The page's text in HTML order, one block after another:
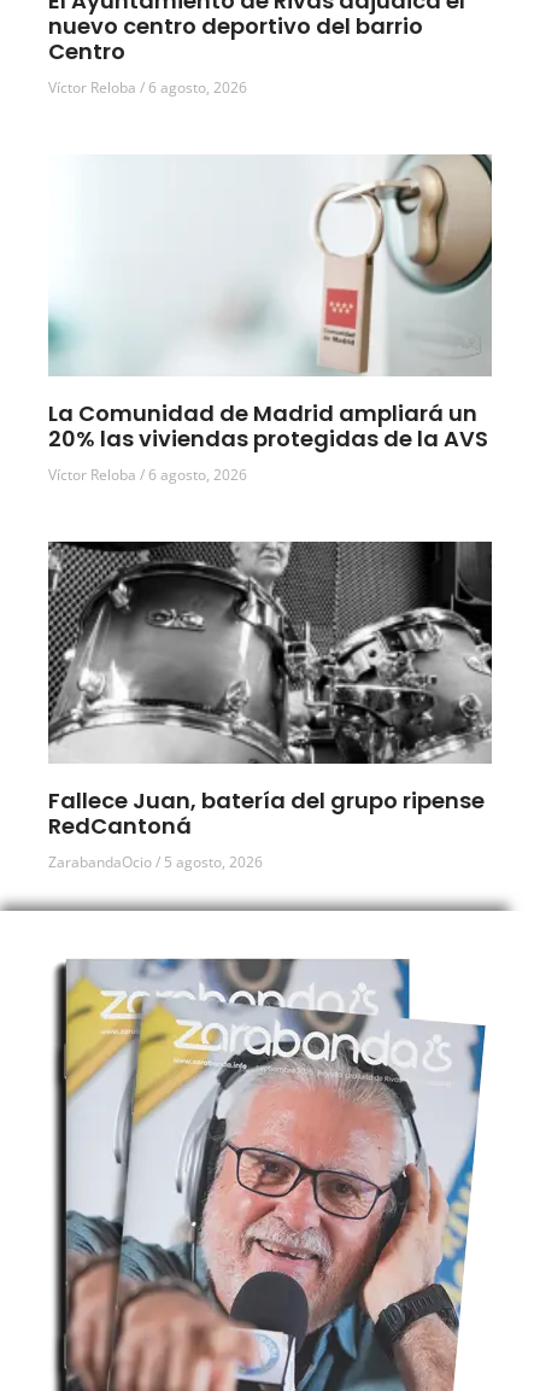
nuevo centro deportivo del barrio
Centro
Víctor Reloba 6 agosto, 2026
La Comunidad de Madrid ampliará un
20% las viviendas protegidas de la AVS
Víctor Reloba 6 agosto, 2026
Fallece Juan, batería del grupo ripense
RedCantoná
ZarabandaOcio 5 agosto, 2026